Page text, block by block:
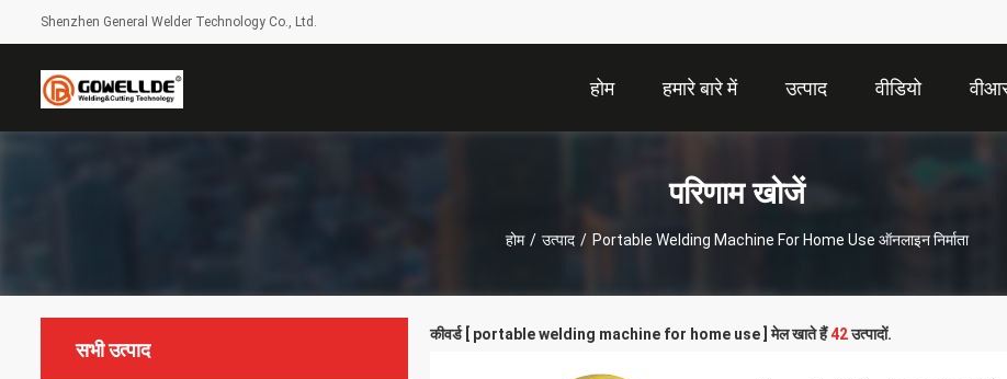
Shenzhen General Welder Technology Co., Ltd.
होम हमारे बारे में उत्पाद वीडियो
परिणाम खोजें
होम / उत्पाद / Portable Welding Machine For Home Use ऑनलाइन निर्माता
सभी उत्पाद
कीवर्ड [ portable welding machine for home use ] मेल खाते हैं42उत्पादों.